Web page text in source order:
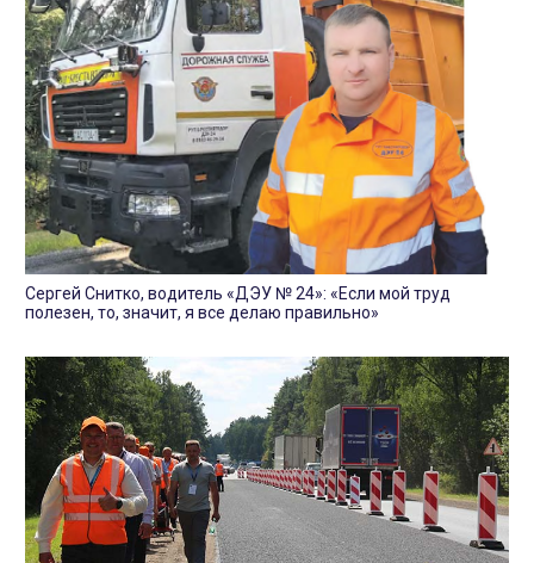
Сергей Снитко, водитель «ДЭУ № 24»: «Если мой труд
полезен, то, значит, я все делаю правильно»